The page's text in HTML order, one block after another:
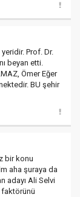
Prof. Dr.
beyan etti.
Ömer Eğer
BU şehir
bir konu
aha şuraya da
adayı Ali Selvi
faktörünü